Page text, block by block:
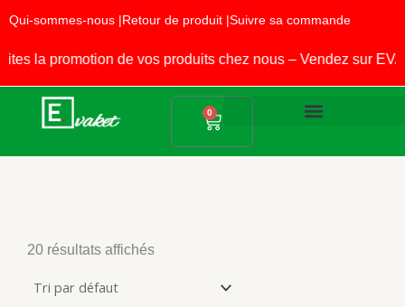
au
contenu
Qui-sommes-nous |Retour de produit |Suivre sa commande
promotion de vos produits chez nous – Vendez sur EVAKET
0
Panier
20 résultats affichés